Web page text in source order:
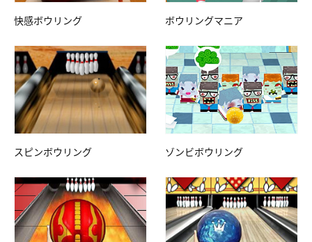
快感ボウリング ボウリングマニア
スピンボウリング ゾンビボウリング